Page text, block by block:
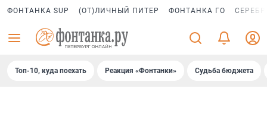
ФОНТАНКА SUP (ОТ)ЛИЧНЫЙ ПИТЕР ФОНТАНКА ГО
Топ-10, куда поехать Реакция «Фонтанки» Судьба бюджета